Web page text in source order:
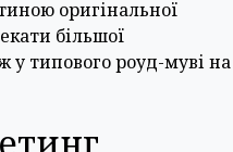
оригінальної
більшої
у типового роуд-муві на